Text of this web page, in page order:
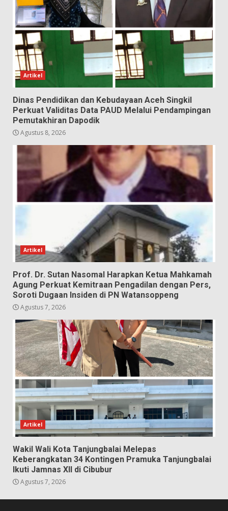
Artikel
Dinas Pendidikan dan Kebudayaan Aceh Singkil
Perkuat Validitas Data PAUD Melalui Pendampingan
Pemutakhiran Dapodik
Agustus 8, 2026
Artikel
Prof. Dr. Sutan Nasomal Harapkan Ketua Mahkamah
Agung Perkuat Kemitraan Pengadilan dengan Pers,
Soroti Dugaan Insiden di PN Watansoppeng
Agustus 7, 2026
Artikel
Wakil Wali Kota Tanjungbalai Melepas
Keberangkatan 34 Kontingen Pramuka Tanjungbalai
Ikuti Jamnas XII di Cibubur
Agustus 7, 2026